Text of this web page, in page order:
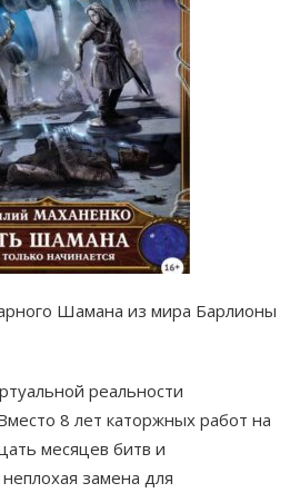
Шамана из мира Барлионы
реальности
8 лет каторжных работ на
месяцев битв и
замена для